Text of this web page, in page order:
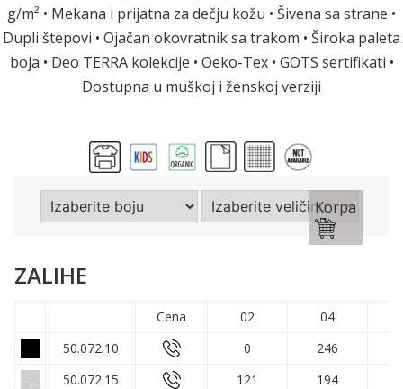
g/m² • Mekana i prijatna za dečju kožu • Šivena sa strane •
Dupli štepovi • Ojačan okovratnik sa trakom • Široka paleta
boja • Deo TERRA kolekcije • Oeko-Tex • GOTS sertifikati •
Dostupna u muškoj i ženskoj verziji
Korpa
ZALIHE
Cena 02 04
50.072.10
0 246
50.072.15
121 194